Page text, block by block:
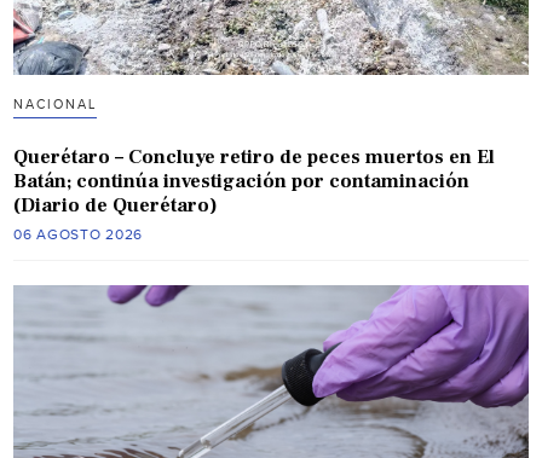
NACIONAL
Querétaro – Concluye retiro de peces muertos en El
Batán; continúa investigación por contaminación
(Diario de Querétaro)
06 AGOSTO 2026